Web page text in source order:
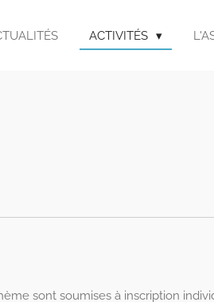
ACTIVITÉS
sont soumises à inscription